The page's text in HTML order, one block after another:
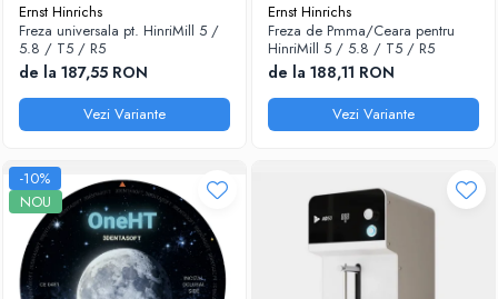
Ernst Hinrichs
Freza universala pt. HinriMill 5 /
5.8 / T5 / R5
de la 187,55 RON
Vezi Variante
Ernst Hinrichs
Freza de Pmma/Ceara pentru
HinriMill 5 / 5.8 / T5 / R5
de la 188,11 RON
Vezi Variante
-10%
NOU